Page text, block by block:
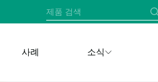
사례 소식